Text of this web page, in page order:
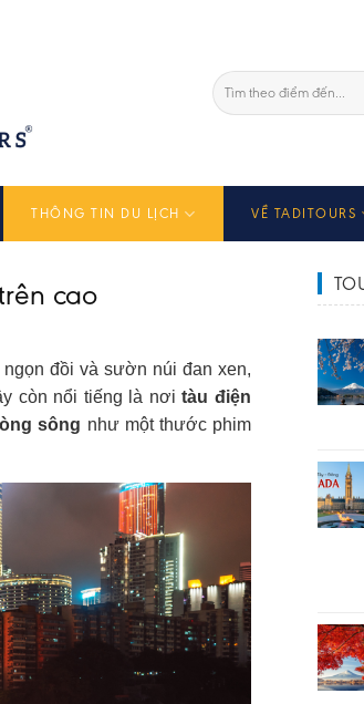
Tìm
kiếm:
THÔNG TIN DU LỊCH VỀ TADITOURS
cao
đồi và sườn núi đan xen,
còn nổi tiếng là nơitàu điện
sông như một thước phim